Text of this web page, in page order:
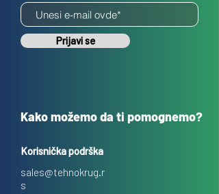
Prijavi se
Kako možemo da ti pomognemo?
Korisnička podrška
sales@tehnokrug.r
s